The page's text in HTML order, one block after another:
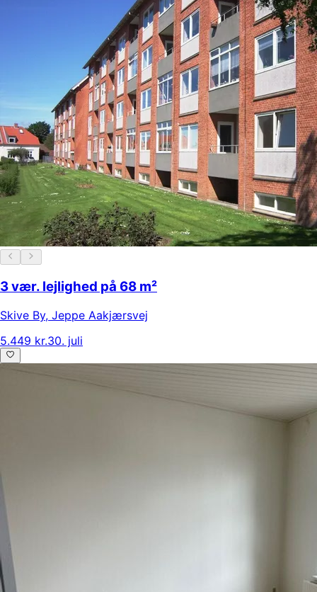
3 vær. lejlighed på 68 m²
Skive By, Jeppe Aakjærsvej
5.449 kr.30. juli